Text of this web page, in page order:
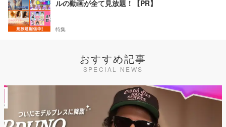
ルの動画が全て見放題！【PR】
特集
おすすめ記事
SPECIAL NEWS